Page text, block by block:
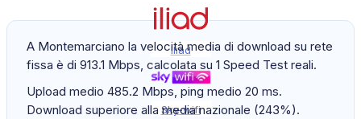
Iliad
Sky-wifi
A Montemarciano la velocità media di download su rete
fissa è di 913.1 Mbps, calcolata su 1 Speed Test reali.
Upload medio 485.2 Mbps, ping medio 20 ms.
Download superiore alla media nazionale (243%).